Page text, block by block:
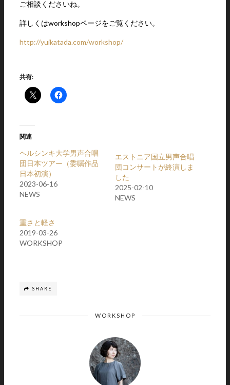
ご相談くださいね。
詳しくはworkshopページをご覧ください。
http://yuikatada.com/workshop/
共有:
関連
ヘルシンキ大学男声合唱
団日本ツアー（委嘱作品
日本初演）
2023-06-16
NEWS
エストニア国立男声合唱
団コンサートが終演しま
した
2025-02-10
NEWS
重さと軽さ
2019-03-26
WORKSHOP
SHARE
WORKSHOP